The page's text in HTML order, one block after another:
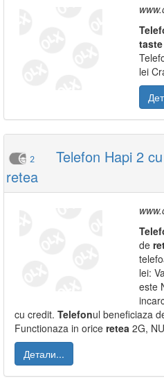
taste
lei
2
Telefon Hapi 2
retea
de
lei:
este
cu credit. Telefonul beneficiaza
Functionaza in orice retea 2G,
Детали...